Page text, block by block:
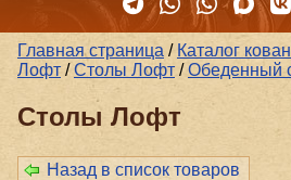
Главная страница / Каталог
Лофт /Столы Лофт /Обеденный
Столы Лофт
Назад в список товаров